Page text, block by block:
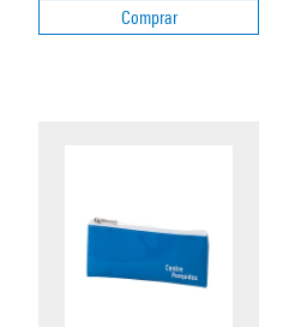
Comprar